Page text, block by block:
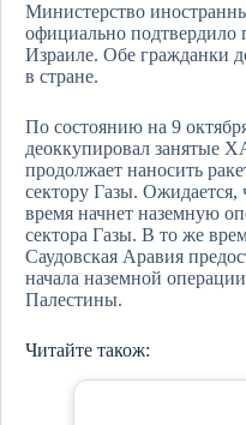
Министерство
официально подтвердило
Израиле. Обе гражданки
в стране.
По состоянию на 9
деоккупировал занятые
продолжает наносить
сектору Газы.
время начнет наземную
сектора Газы. В то же
Саудовская Аравия
начала наземной
Палестины.
Читайте також: